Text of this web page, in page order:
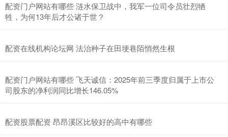
配资门户网站有哪些 涟水保卫战中，我军一位司令员壮烈牺
牲，为何13年后才公诸于世？
配资在线机构论坛网 法治种子在田埂巷陌悄然生根
配资门户网站有哪些 飞天诚信：2025年前三季度归属于上市公
司股东的净利润同比增长146.05%
配资股票配资 昂昂溪区比较好的高中有哪些